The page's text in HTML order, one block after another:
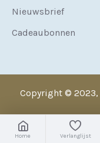
Nieuwsbrief
Cadeaubonnen
Copyright © 2023,
Home Verlanglijst